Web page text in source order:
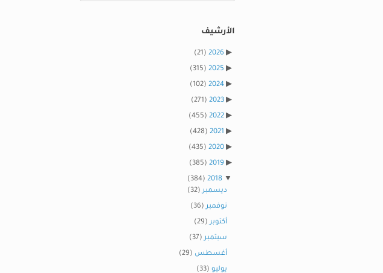
الأرشيف
2026
(21)
2025
(315)
2024
(102)
2023
(271)
2022
(455)
2021
(428)
2020
(435)
2019
(385)
2018
(384)
ديسمبر(32)
نوفمبر(36)
أكتوبر(29)
سبتمبر(37)
أغسطس (29)
يوليو (33)